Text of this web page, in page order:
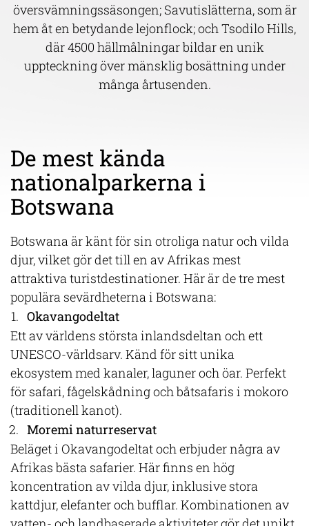
översvämningssäsongen; Savutislätterna, som är
hem åt en betydande lejonflock; och Tsodilo Hills,
där 4500 hällmålningar bildar en unik
uppteckning över mänsklig bosättning under
många årtusenden.
De mest kända
nationalparkerna i
Botswana
Botswana är känt för sin otroliga natur och vilda
djur, vilket gör det till en av Afrikas mest
attraktiva turistdestinationer. Här är de tre mest
populära sevärdheterna i Botswana:
Okavangodeltat
Ett av världens största inlandsdeltan och ett
UNESCO-världsarv. Känd för sitt unika
ekosystem med kanaler, laguner och öar. Perfekt
för safari, fågelskådning och båtsafaris i mokoro
(traditionell kanot).
Moremi naturreservat
Beläget i Okavangodeltat och erbjuder några av
Afrikas bästa safarier. Här finns en hög
koncentration av vilda djur, inklusive stora
kattdjur, elefanter och bufflar. Kombinationen av